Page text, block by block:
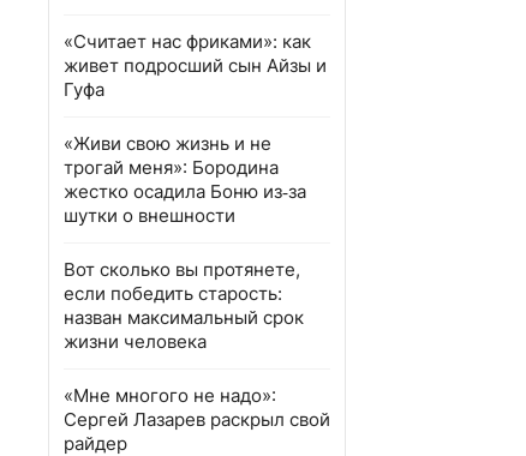
«Считает нас фриками»: как
живет подросший сын Айзы и
Гуфа
«Живи свою жизнь и не
трогай меня»: Бородина
жестко осадила Боню из‑за
шутки о внешности
Вот сколько вы протянете,
если победить старость:
назван максимальный срок
жизни человека
«Мне многого не надо»:
Сергей Лазарев раскрыл свой
райдер